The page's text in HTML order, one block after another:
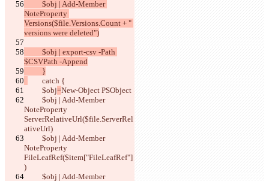
NoteProperty
Versions($file.Versions.Count + "
versions were deleted")
$CSVPath -Append
          }
        catch {
          $obj
=New-Object PSObject
NoteProperty
ServerRelativeUrl($file.ServerRel
ativeUrl)
NoteProperty
FileLeafRef($item["FileLeafRef"]
)